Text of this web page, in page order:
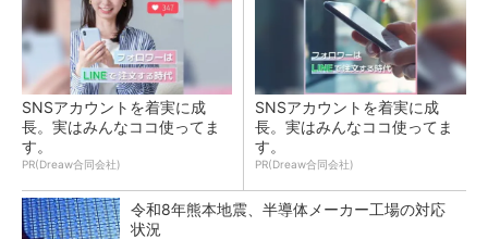
SNSアカウントを着実に成
長。実はみんなココ使ってま
す。
PR(Dreaw合同会社)
SNSアカウントを着実に成
長。実はみんなココ使ってま
す。
PR(Dreaw合同会社)
令和8年熊本地震、半導体メーカー工場の対応
状況